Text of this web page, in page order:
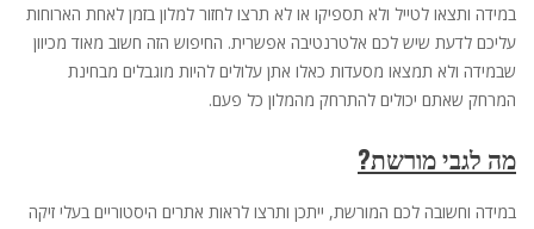
במידה ותצאו לטייל ולא תספיקו או לא תרצו לחזור למלון בזמן לאחת הארוחות
עליכם לדעת שיש לכם אלטרנטיבה אפשרית. החיפוש הזה חשוב מאוד מכיוון
שבמידה ולא תמצאו מסעדות כאלו אתן עלולים להיות מוגבלים מבחינת
המרחק שאתם יכולים להתרחק מהמלון כל פעם.
מה לגבי מורשת?
במידה וחשובה לכם המורשת, ייתכן ותרצו לראות אתרים היסטוריים בעלי זיקה